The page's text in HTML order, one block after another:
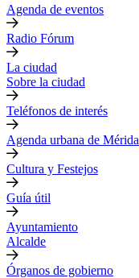
Agenda de eventos
Radio Fórum
La ciudad
Sobre la ciudad
Teléfonos de interés
Agenda urbana de Mérida
Cultura y Festejos
Guía útil
Ayuntamiento
Alcalde
Órganos de gobierno